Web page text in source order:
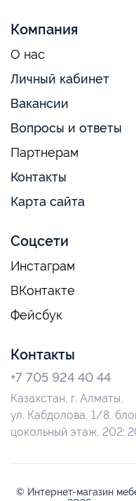
Компания
О нас
Личный кабинет
Вакансии
Вопросы и ответы
Партнерам
Контакты
Карта сайта
Соцсети
Инстаграм
ВКонтакте
Фейсбук
Контакты
+7 705 924 40 44
Казахстан, г. Алматы,
ул. Кабдолова, 1/8,
цокольный этаж, 202;
© Интернет-магазин